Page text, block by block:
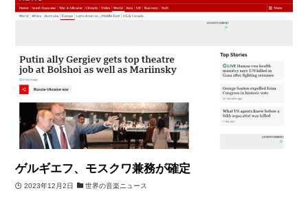
ゲルギエフ、モスクワ兼務が確定
2023年12月2日 世界の音楽ニュース